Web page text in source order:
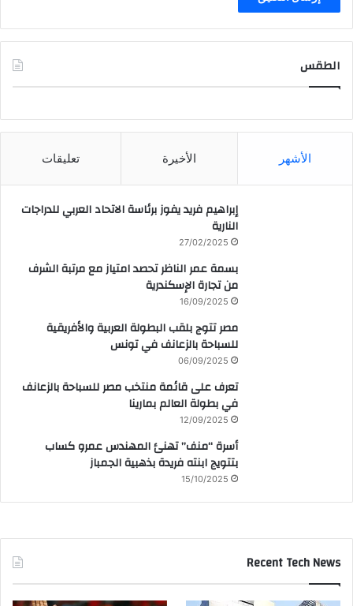
الطقس
الأشهر الأخيرة تعليقات
إبراهيم فريد يفوز برئاسة الاتحاد العربي للدراجات
النارية
27/02/2025
بسمة عمر الناظر تحصد امتياز مع مرتبة الشرف
من تجارة الإسكندرية
16/09/2025
مصر تتوج بلقب البطولة العربية والأفريقية
للسباحة بالزعانف في تونس
06/09/2025
تعرف على قائمة منتخب مصر للسباحة بالزعانف
في بطولة العالم بمارينا
12/09/2025
أسرة “منف” تهنئ المهندس عمرو كساب
بتتويج ابنته فريدة بذهبية الجمباز
15/10/2025
Recent Tech News